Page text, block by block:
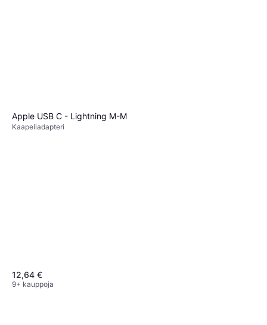
Apple USB C - Lightning M-M
Kaapeliadapteri
12,64 €
9+ kauppoja